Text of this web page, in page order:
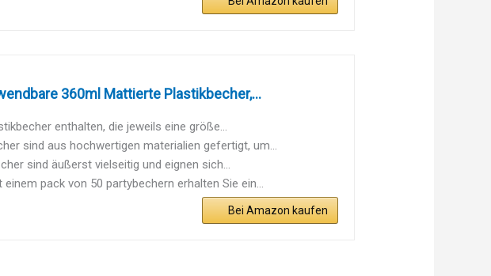
360ml Mattierte Plastikbecher,...
enthalten, die jeweils eine größe...
sind aus hochwertigen materialien gefertigt, um...
sind äußerst vielseitig und eignen sich...
pack von 50 partybechern erhalten Sie ein...
Bei Amazon kaufen